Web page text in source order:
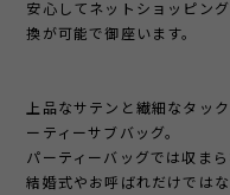
安心してネットショッピン
換が可能で御座います。
上品なサテンと繊細なタッ
ーティーサブバッグ。
パーティーバッグでは収ま
結婚式やお呼ばれだけでは